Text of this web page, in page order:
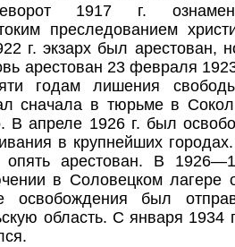
1917 г.
преследованием
г. экзарх был арестован,
арестован 23 февраля
годам лишения
сначала в тюрьме в
В апреле 1926 г. был
в крупнейших
опять арестован. В
в Соловецком лагере
освобождения был
область. С января 1934